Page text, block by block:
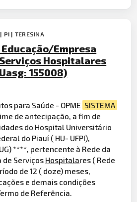
| TERESINA
Empresa
Hospitalares
155008)
para Saúde - OPME SISTEMA
de antecipação, a fim de
do Hospital Universitário
do Piauí ( HU- UFPI),
****, pertencente à Rede da
de Serviços Hospitalares ( Rede
de 12 ( doze) meses,
e demais condições
de Referência.